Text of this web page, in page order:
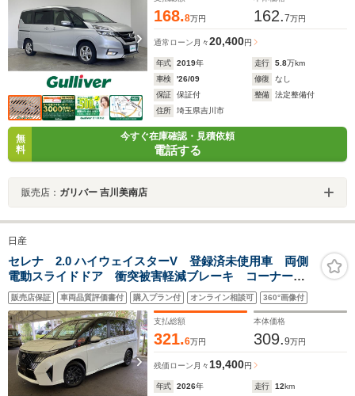
168.8万円 162.7万円
通常ローン 月々20,400円
年式 2019年 走行 5.8万km
車検
'26/09 修復
なし
保証
保証付 整備
法定整備付
住所
埼玉県吉川市
無
料
今すぐ在庫確認・見積依頼
電話する
販売店： ガリバー 吉川美南店
日産
セレナ 2.0 ハイウェイスターV 登録済未使用車 両側
電動スライドドア 衝突被害軽減ブレーキ コーナーセ
ンサー スマートキー アダクティブクルーズコントロ
ール アルミホイール アイドリングストップ アラウ
ンドビューモニター
販売店保証 車両品質評価書付 購入プラン付 オンライン相談可 360°画像付
支払総額
321.6万円
本体価格
309.9万円
残価ローン 月々 19,400円
年式 2026年 走行 12km